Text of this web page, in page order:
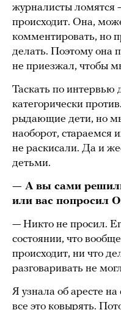
журналисты ломятся
происходит. Она,
комментировать, но
делать. Поэтому она
не приезжал, чтобы
Таскать по интервью
категорически
рыдающие дети, но мы
наоборот, стараемся
не раскисали. Да и
детьми.
— А вы сами
или вас попросил
— Никто не просил.
состоянии, что
происходит, ни что
разговаривать не
Я узнала об аресте
все это ковырять.